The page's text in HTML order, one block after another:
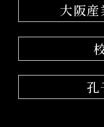
大阪産
孔